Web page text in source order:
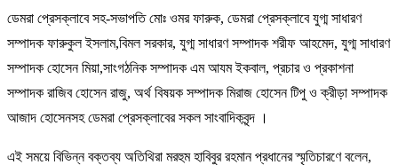
ডেমরা প্রেসক্লাবে সহ-সভাপতি মোঃ ওমর ফারুক, ডেমরা প্রেসক্লাবে যুগ্ম সাধারণ
সম্পাদক ফারুকুল ইসলাম,বিমল সরকার, যুগ্ম সাধারণ সম্পাদক শরীফ আহমেদ, যুগ্ম সাধারণ
সম্পাদক হোসেন মিয়া,সাংগঠনিক সম্পাদক এম‌ আযম ইকবাল, প্রচার ও প্রকাশনা
সম্পাদক রাজিব হোসেন রাজু, অর্থ বিষয়ক সম্পাদক মিরাজ হোসেন টিপু ও ক্রীড়া সম্পাদক
আজাদ হোসেনসহ ডেমরা প্রেসক্লাবের সকল সাংবাদিকবৃন্দ ।
এই সময়ে বিভিন্ন বক্তব্য অতিথিরা মরহুম হাবিবুর রহমান প্রধানের স্মৃতিচারণে বলেন,